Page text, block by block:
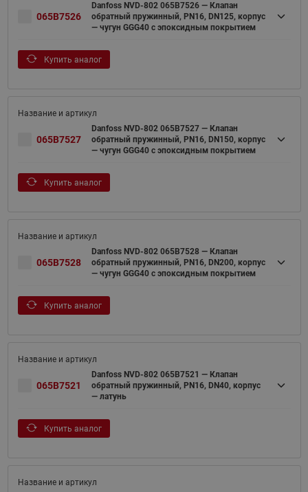
065B7526
Danfoss NVD-802 065B7526 — Клапан
обратный пружинный, PN16, DN125, корпус
— чугун GGG40 с эпоксидным покрытием
Купить аналог
065B7527
Danfoss NVD-802 065B7527 — Клапан
обратный пружинный, PN16, DN150, корпус
— чугун GGG40 с эпоксидным покрытием
Купить аналог
065B7528
Danfoss NVD-802 065B7528 — Клапан
обратный пружинный, PN16, DN200, корпус
— чугун GGG40 с эпоксидным покрытием
Купить аналог
065B7521
Danfoss NVD-802 065B7521 — Клапан
обратный пружинный, PN16, DN40, корпус
— латунь
Купить аналог